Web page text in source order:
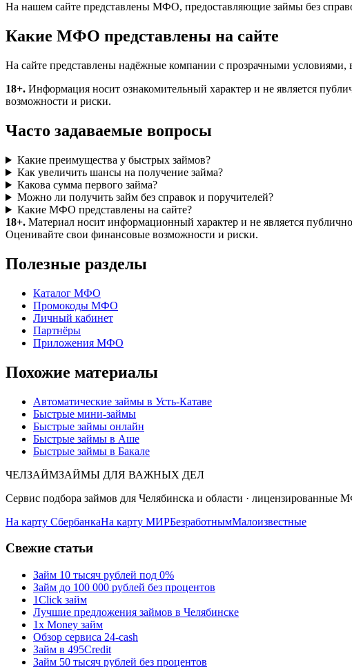
На нашем сайте представлены МФО, предоставляющие займы без
Какие МФО представлены на сайте
На сайте представлены надёжные компании с прозрачными
18+. Информация носит ознакомительный характер и не является
возможности и риски.
Часто задаваемые вопросы
Какие преимущества у быстрых займов?
Как увеличить шансы на получение займа?
Какова сумма первого займа?
Можно ли получить займ без справок и поручителей?
Какие МФО представлены на сайте?
18+. Материал носит информационный характер и не является
Оценивайте свои финансовые возможности и риски.
Полезные разделы
Каталог МФО
Промокоды МФО
Личный кабинет
Партнёры
Приложения МФО
Похожие материалы
Автоматические займы в Усть-Катаве
Быстрые мини-займы
Быстрые займы онлайн
Быстрые займы в Аше
Быстрые займы в Бакале
ЧЕЛЗАЙМЗАЙМЫ ДЛЯ ВАЖНЫХ ДЕЛ
Сервис подбора займов для Челябинска и области · лицензированные
На карту СбербанкаНа карту МИРБезработнымМалоизвестные
Свежие статьи
Займ 10 тысяч рублей под 0%
Займ до 100 000 рублей без процентов
1Click займ
Лучшие предложения займов в Челябинске
1x Money займ
Обзор сервиса 24-cash
Займ в 495Credit
Займ 50 тысяч рублей без процентов